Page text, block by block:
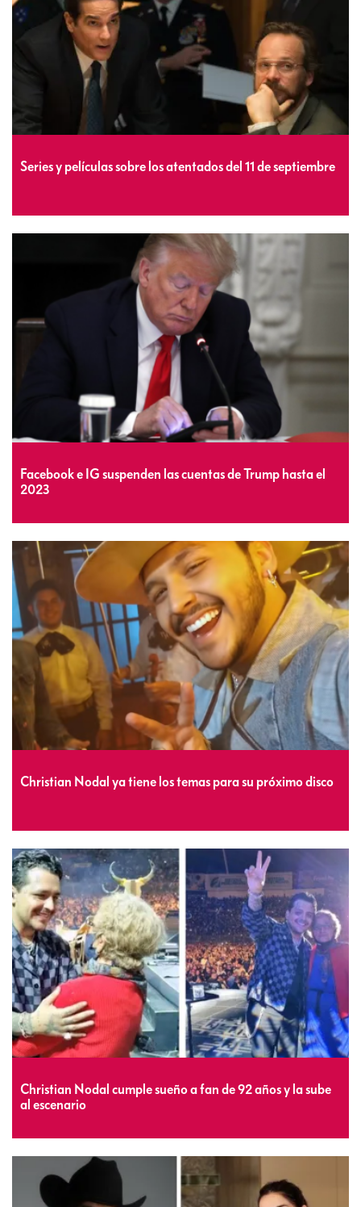
Series y películas sobre los atentados del 11 de septiembre
Facebook e IG suspenden las cuentas de Trump hasta el
2023
Christian Nodal ya tiene los temas para su próximo disco
Christian Nodal cumple sueño a fan de 92 años y la sube
al escenario